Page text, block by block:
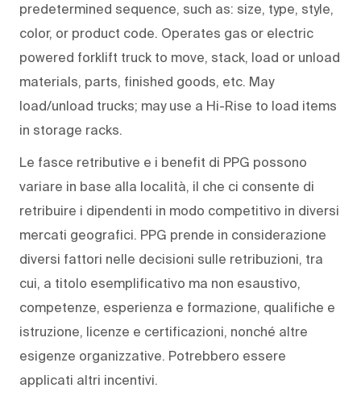
predetermined sequence, such as: size, type, style,
color, or product code. Operates gas or electric
powered forklift truck to move, stack, load or unload
materials, parts, finished goods, etc. May
load/unload trucks; may use a Hi-Rise to load items
in storage racks.
Le fasce retributive e i benefit di PPG possono
variare in base alla località, il che ci consente di
retribuire i dipendenti in modo competitivo in diversi
mercati geografici. PPG prende in considerazione
diversi fattori nelle decisioni sulle retribuzioni, tra
cui, a titolo esemplificativo ma non esaustivo,
competenze, esperienza e formazione, qualifiche e
istruzione, licenze e certificazioni, nonché altre
esigenze organizzative. Potrebbero essere
applicati altri incentivi.